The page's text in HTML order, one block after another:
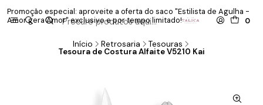
0
Promoção especial: aproveite a oferta do saco "Estilista de Agulha -
Amor gera Amor" exclusivo e por tempo limitado!
Início Retrosaria Tesouras
Tesoura de Costura Alfaite V5210 Kai